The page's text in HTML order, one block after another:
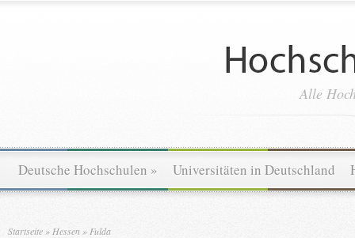
Alle
Deutsche Hochschulen » Universitäten in Deutschland
Startseite » Hessen » Fulda